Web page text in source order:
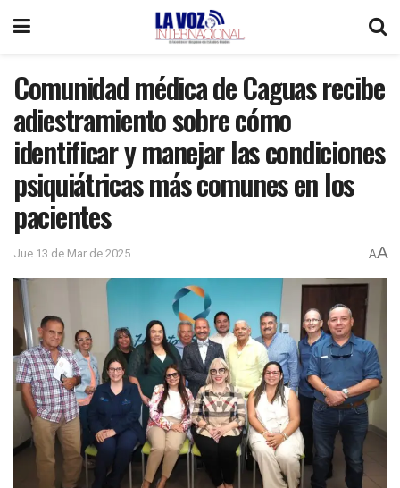
Comunidad médica de Caguas recibe
adiestramiento sobre cómo
identificar y manejar las condiciones
psiquiátricas más comunes en los
pacientes
Jue 13 de Mar de 2025 AA